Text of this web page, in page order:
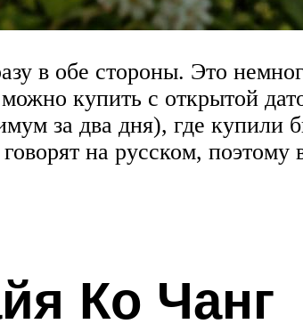
в обе стороны. Это
купить с открытой
за два дня), где купили
на русском, поэтому
Ко Чанг